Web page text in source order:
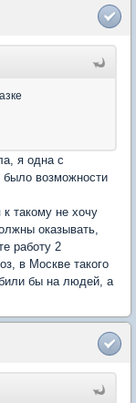
я одна с
возможности
такому не хочу
оказывать,
работу 2
в Москве такого
бы на людей, а